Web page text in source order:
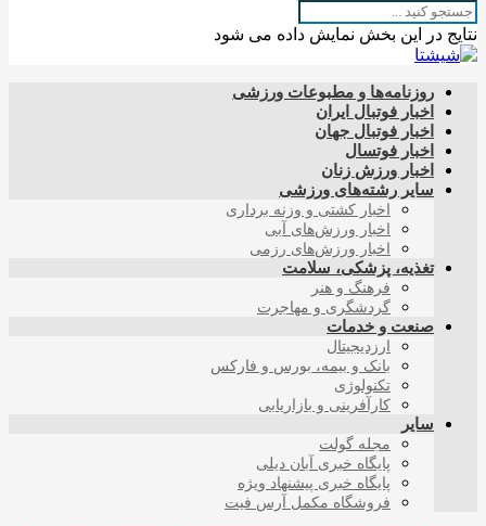
نتایج در این بخش نمایش داده می شود
روزنامه‌ها و مطبوعات ورزشی
اخبار فوتبال ایران
اخبار فوتبال جهان
اخبار فوتسال
اخبار ورزش زنان
سایر رشته‌های ورزشی
اخبار کشتی و وزنه برداری
اخبار ورزش‌های آبی
اخبار ورزش‌های رزمی
تغذیه، پزشکی، سلامت
فرهنگ و هنر
گردشگری و مهاجرت
صنعت و خدمات
ارزدیجیتال
بانک و بیمه، بورس و فارکس
تکنولوژی
کارآفرینی و بازاریابی
سایر
مجله گولت
پایگاه خبری آبان دیلی
پایگاه خبری پیشنهاد ویژه
فروشگاه مکمل آرس فیت